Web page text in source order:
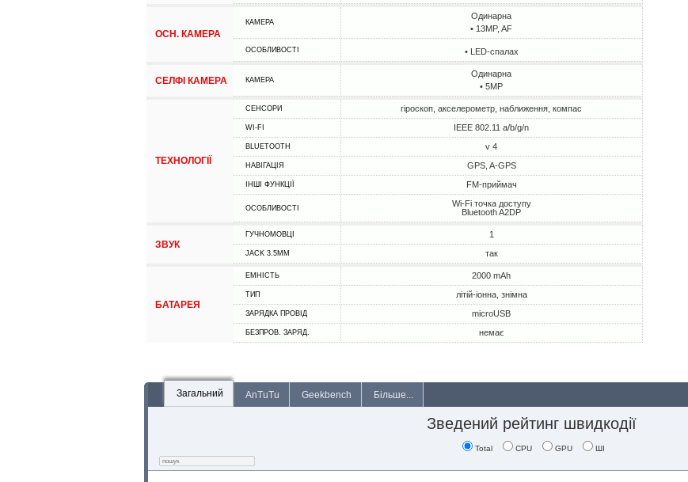
ОСН. КАМЕРА
КАМЕРА
Одинарна
• 13MP, AF
ОСОБЛИВОСТІ • LED-спалах
СЕЛФІ КАМЕРА КАМЕРА
Одинарна
• 5MP
ТЕХНОЛОГІЇ
СЕНСОРИ гіроскоп, акселерометр, наближення, компас
WI-FI IEEE 802.11 a/b/g/n
BLUETOOTH v 4
НАВІГАЦІЯ GPS, A-GPS
ІНШІ ФУНКЦІЇ FM-приймач
ОСОБЛИВОСТІ
Wi-Fi точка доступу
Bluetooth A2DP
ЗВУК
ГУЧНОМОВЦІ 1
JACK 3.5MM так
БАТАРЕЯ
ЕМНІСТЬ 2000 mAh
ТИП літій-іонна, знімна
ЗАРЯДКА ПРОВІД microUSB
БЕЗПРОВ. ЗАРЯД. немає
Загальний AnTuTu Geekbench Більше...
Зведений рейтинг швидкодії
Total CPU GPU ШІ